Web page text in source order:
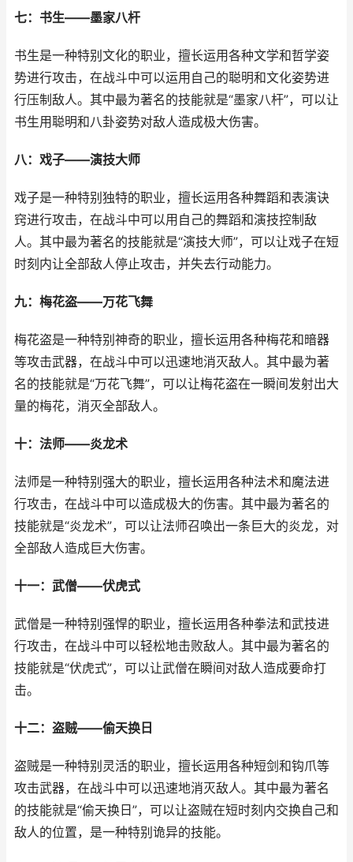
七：书生——墨家八杆
书生是一种特别文化的职业，擅长运用各种文学和哲学姿
势进行攻击，在战斗中可以运用自己的聪明和文化姿势进
行压制敌人。其中最为著名的技能就是“墨家八杆”，可以让
书生用聪明和八卦姿势对敌人造成极大伤害。
八：戏子——演技大师
戏子是一种特别独特的职业，擅长运用各种舞蹈和表演诀
窍进行攻击，在战斗中可以用自己的舞蹈和演技控制敌
人。其中最为著名的技能就是“演技大师”，可以让戏子在短
时刻内让全部敌人停止攻击，并失去行动能力。
九：梅花盗——万花飞舞
梅花盗是一种特别神奇的职业，擅长运用各种梅花和暗器
等攻击武器，在战斗中可以迅速地消灭敌人。其中最为著
名的技能就是“万花飞舞”，可以让梅花盗在一瞬间发射出大
量的梅花，消灭全部敌人。
十：法师——炎龙术
法师是一种特别强大的职业，擅长运用各种法术和魔法进
行攻击，在战斗中可以造成极大的伤害。其中最为著名的
技能就是“炎龙术”，可以让法师召唤出一条巨大的炎龙，对
全部敌人造成巨大伤害。
十一：武僧——伏虎式
武僧是一种特别强悍的职业，擅长运用各种拳法和武技进
行攻击，在战斗中可以轻松地击败敌人。其中最为著名的
技能就是“伏虎式”，可以让武僧在瞬间对敌人造成要命打
击。
十二：盗贼——偷天换日
盗贼是一种特别灵活的职业，擅长运用各种短剑和钩爪等
攻击武器，在战斗中可以迅速地消灭敌人。其中最为著名
的技能就是“偷天换日”，可以让盗贼在短时刻内交换自己和
敌人的位置，是一种特别诡异的技能。